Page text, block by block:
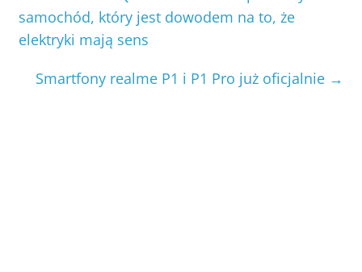
samochód, który jest dowodem na to, że
elektryki mają sens
Smartfony realme P1 i P1 Pro już oficjalnie →